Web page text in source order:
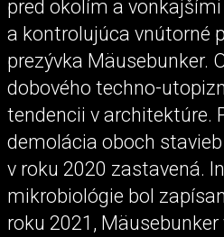
pred okolím a
a kontrolujúca vnútorné
prezývka Mäusebunker.
dobového techno-
tendencii v architektúre.
demolácia oboch
v roku 2020 zastavená.
mikrobiológie bol
roku 2021, Mäusebunker